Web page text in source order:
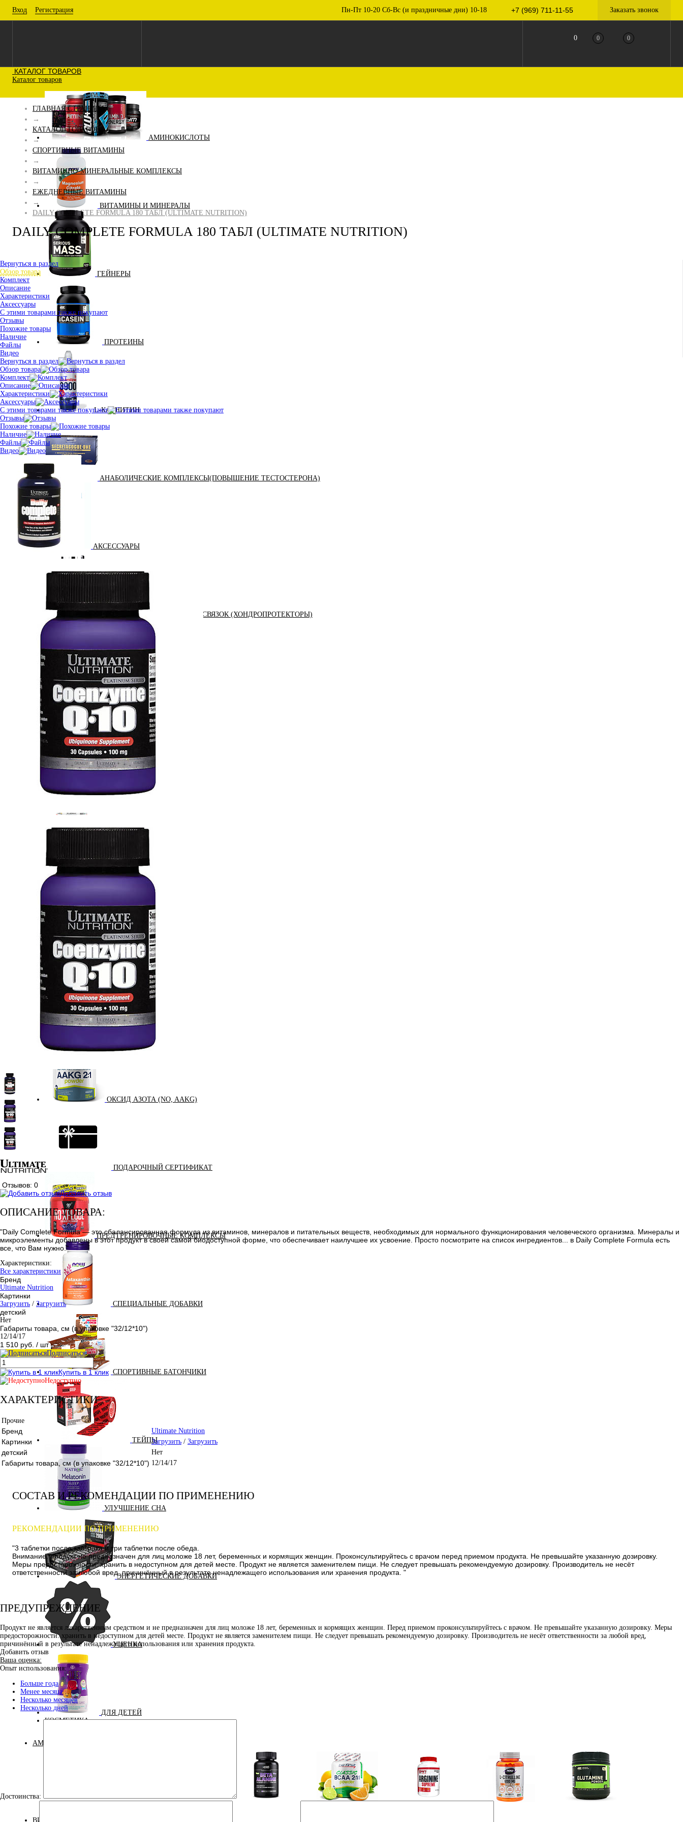
Вход Регистрация Пн-Пт 10-20 Сб-Вс (и праздничные дни) 10-18 +7 (969) 711-11-55 Заказать звонок
0 0 0
КАТАЛОГ ТОВАРОВ
Каталог товаров
АМИНОКИСЛОТЫ
ВИТАМИНЫ И МИНЕРАЛЫ
ГЕЙНЕРЫ
ПРОТЕИНЫ
L-КАРНИТИН
АНАБОЛИЧЕСКИЕ КОМПЛЕКСЫ(ПОВЫШЕНИЕ ТЕСТОСТЕРОНА)
АКСЕССУАРЫ
ДОБАВКИ ДЛЯ СУСТАВОВ И СВЯЗОК (ХОНДРОПРОТЕКТОРЫ)
ДИЕТИЧЕСКОЕ ПИТАНИЕ
ЖИРОСЖИГАТЕЛИ
ЗДОРОВЬЕ И ДОЛГОЛЕТИЕ
КРЕАТИН
KETO
ОКСИД АЗОТА (NO, AAKG)
ПОДАРОЧНЫЙ СЕРТИФИКАТ
ПРЕДТРЕНИРОВОЧНЫЕ КОМПЛЕКСЫ
СПЕЦИАЛЬНЫЕ ДОБАВКИ
СПОРТИВНЫЕ БАТОНЧИКИ
ТЕЙПЫ
УЛУЧШЕНИЕ СНА
ЭНЕРГЕТИЧЕСКИЕ ДОБАВКИ
УЦЕНКА
ДЛЯ ДЕТЕЙ
КОСМЕТИКА
АМИНОКИСЛОТЫ
ВИТАМИНЫ И МИНЕРАЛЫ
ГЛАВНАЯ СТРАНИЦА
→
КАТАЛОГ ТОВАРОВ
→
СПОРТИВНЫЕ ВИТАМИНЫ
→
ВИТАМИННО-МИНЕРАЛЬНЫЕ КОМПЛЕКСЫ
→
ЕЖЕДНЕВНЫЕ ВИТАМИНЫ
→
DAILY COMPLETE FORMULA 180 ТАБЛ (ULTIMATE NUTRITION)
DAILY COMPLETE FORMULA 180 ТАБЛ (ULTIMATE NUTRITION)
Вернуться в раздел
Обзор товара
Комплект
Описание
Характеристики
Аксессуары
С этими товарами также покупают
Отзывы
Похожие товары
Наличие
Файлы
Видео
Вернуться в раздел
Обзор товара
Комплект
Описание
Характеристики
Аксессуары
С этими товарами также покупают
Отзывы
Похожие товары
Наличие
Файлы
Видео
Отзывов: 0
Добавить отзыв
ОПИСАНИЕ ТОВАРА:
"Daily Complete Formula — это сбалансированная формула из витаминов, минералов и питательных веществ, необходимых для нормального функционирования человеческого организма. Минералы и
микроэлементы добавлены в этот продукт в своей самой биодоступной форме, что обеспечивает наилучшее их усвоение. Просто посмотрите на список ингредиентов... в Daily Complete Formula есть
все, что Вам нужно."
Характеристики:
Все характеристики
Бренд
Ultimate Nutrition
Картинки
Загрузить / Загрузить
детский
Нет
Габариты товара, см (в упаковке "32/12*10")
12/14/17
1 510 руб. / шт
Подписаться
Купить в 1 клик
Недоступно
ХАРАКТЕРИСТИКИ
Прочие
Бренд Ultimate Nutrition
Картинки Загрузить / Загрузить
детский Нет
Габариты товара, см (в упаковке "32/12*10") 12/14/17
СОСТАВ И РЕКОМЕНДАЦИИ ПО ПРИМЕНЕНИЮ
РЕКОМЕНДАЦИИ ПО ПРИМЕНЕНИЮ
"3 таблетки после завтрака и три таблетки после обеда.
Внимание: продукт не предназначен для лиц моложе 18 лет, беременных и кормящих женщин. Проконсультируйтесь с врачом перед приемом продукта. Не превышайте указанную дозировку.
Меры предосторожности: хранить в недоступном для детей месте. Продукт не является заменителем пищи. Не следует превышать рекомендуемую дозировку. Производитель не несёт
ответственности за любой вред, причинённый в результате ненадлежащего использования или хранения продукта. "
ПРЕДУПРЕЖДЕНИЕ
Продукт не является лекарственным средством и не предназначен для лиц моложе 18 лет, беременных и кормящих женщин. Перед приемом проконсультируйтесь с врачом. Не превышайте указанную дозировку. Меры
предосторожности: хранить в недоступном для детей месте. Продукт не является заменителем пищи. Не следует превышать рекомендуемую дозировку. Производитель не несёт ответственности за любой вред,
причинённый в результате ненадлежащего использования или хранения продукта.
Добавить отзыв
Ваша оценка:
Опыт использования:
Больше года
Менее месяца
Несколько месяцев
Несколько дней
Достоинства: